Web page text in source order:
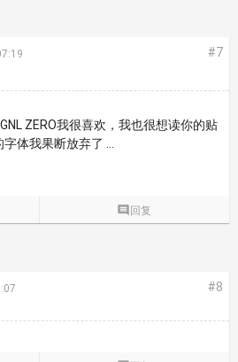
#7
ZERO我很喜欢，我也很想读你的贴
体我果断放弃了 ...
 回复
#8